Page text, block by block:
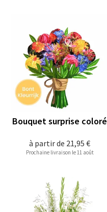
à partir de 21,95 €
Bouquet surprise coloré
Prochaine livraison le 11 août